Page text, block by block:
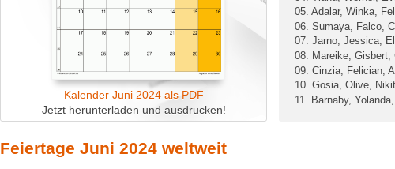
Kalender Juni 2024 als PDF
Jetzt herunterladen und ausdrucken!
05. Adalar, Winka,
06. Sumaya, Falco,
07. Jarno, Jessica,
08. Mareike, Gisbert,
09. Cinzia, Felician,
10. Gosia, Olive,
11. Barnaby,
Feiertage Juni 2024 weltweit